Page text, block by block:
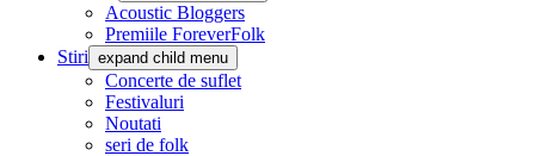
Acoustic Bloggers
Premiile ForeverFolk
Stiri expand child menu
Concerte de suflet
Festivaluri
Noutati
seri de folk